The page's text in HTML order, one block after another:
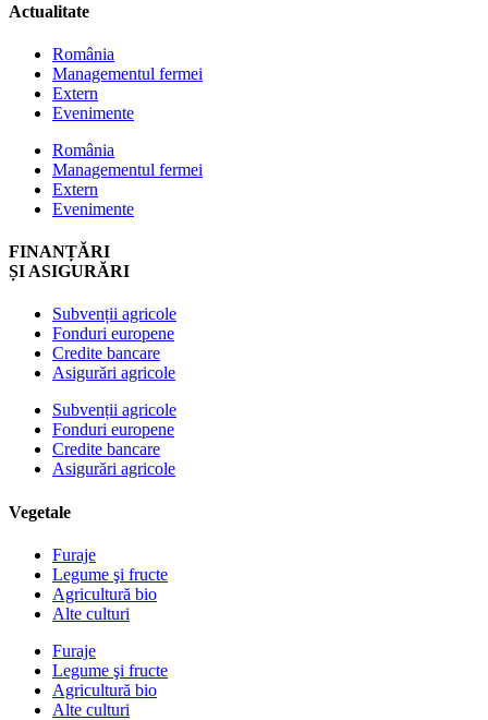
Actualitate
România
Managementul fermei
Extern
Evenimente
România
Managementul fermei
Extern
Evenimente
FINANȚĂRI
ȘI ASIGURĂRI
Subvenții agricole
Fonduri europene
Credite bancare
Asigurări agricole
Subvenții agricole
Fonduri europene
Credite bancare
Asigurări agricole
Vegetale
Furaje
Legume şi fructe
Agricultură bio
Alte culturi
Furaje
Legume şi fructe
Agricultură bio
Alte culturi